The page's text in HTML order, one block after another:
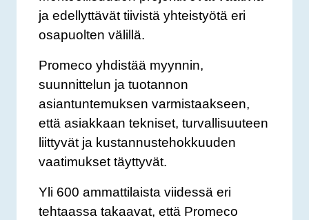
ja edellyttävät tiivistä yhteistyötä eri
osapuolten välillä.
Promeco yhdistää myynnin,
suunnittelun ja tuotannon
asiantuntemuksen varmistaakseen,
että asiakkaan tekniset, turvallisuuteen
liittyvät ja kustannustehokkuuden
vaatimukset täyttyvät.
Yli 600 ammattilaista viidessä eri
tehtaassa takaavat, että Promeco